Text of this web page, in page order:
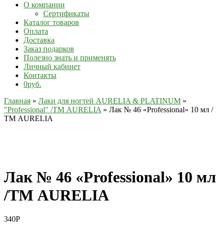
О компании
Сертификаты
Каталог товаров
Оплата
Доставка
Заказ подарков
Полезно знать и применять
Личный кабинет
Контакты
0руб.
Главная » Лаки для ногтей AURELIA & PLATINUM »
"Professional" /ТМ AURELIA » Лак № 46 «Professional» 10 мл /
ТМ AURELIA
Лак № 46 «Professional» 10 мл
/ТМ AURELIA
340Р